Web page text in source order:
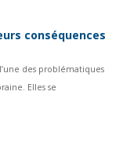
conséquences
des problématiques
Elles se